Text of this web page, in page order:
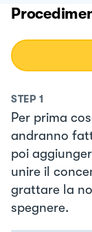
STEP 1
Per prima
andranno
poi
unire il
grattare la
spegnere.